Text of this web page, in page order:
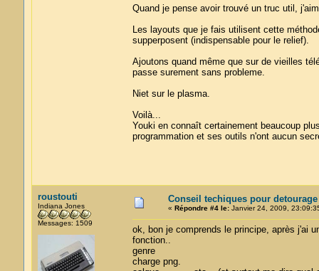
Quand je pense avoir trouvé un truc util,
Les layouts que je fais utilisent cette
supperposent (indispensable pour le relief).
Ajoutons quand même que sur de vieilles
passe surement sans probleme.
Niet sur le plasma.
Voilà...
Youki en connaît certainement beaucoup
programmation et ses outils n'ont aucun
roustouti
Indiana Jones
Messages: 1509
Conseil techiques pour detourage
« Répondre #4 le:Janvier 24, 2009,
ok, bon je comprends le principe, après j'ai
fonction..
genre
charge png.